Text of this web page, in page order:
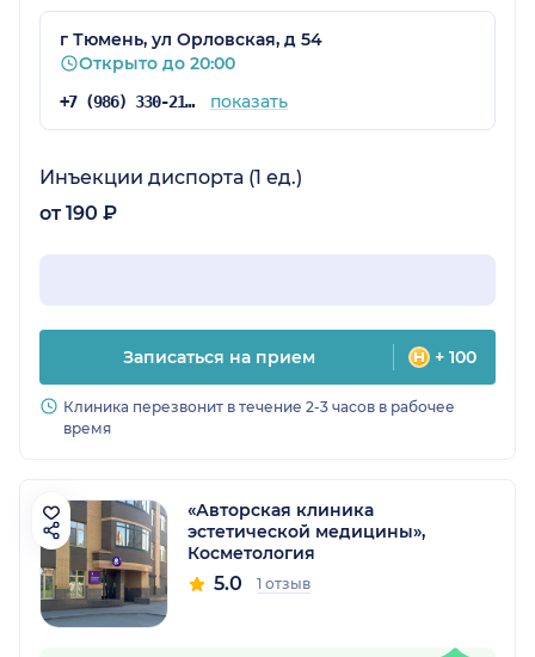
г Тюмень, ул Орловская, д 54
Открыто до 20:00
+7 (986) 330-21-65 показать
Инъекции диспорта (1 ед.)
от 190 ₽
Записаться на прием + 100
Клиника перезвонит в течение 2-3 часов в рабочее
время
«Авторская клиника
эстетической медицины»,
Косметология
5.0 1 отзыв